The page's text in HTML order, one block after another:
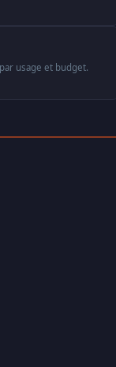
usage et budget.